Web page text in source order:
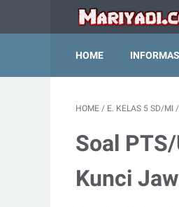
HOME
HOME / E. KELAS 5 SD/MI /
Soal
Kunci